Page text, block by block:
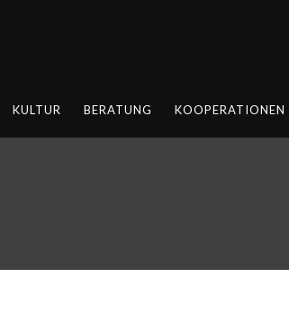
KULTUR BERATUNG KOOPERATIONEN